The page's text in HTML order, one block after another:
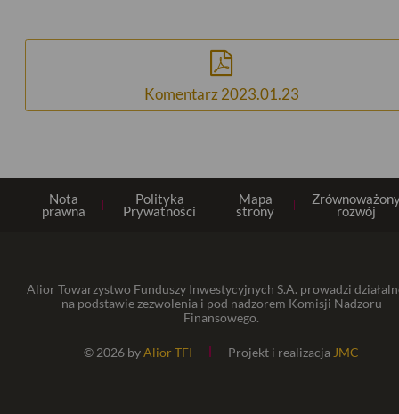
Komentarz 2023.01.23
Nota
prawna
Polityka
Prywatności
Mapa
strony rozwój
Alior Towarzystwo Funduszy Inwestycyjnych S.A. prowadzi
na podstawie zezwolenia i pod nadzorem Komisji Nadzoru
Finansowego.
© 2026 byAlior TFI Projekt i realizacja JMC